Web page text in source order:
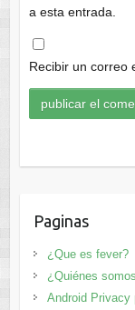
a esta entrada.
Recibir un correo
Paginas
¿Que es fever?
¿Quiénes
Android Privacy